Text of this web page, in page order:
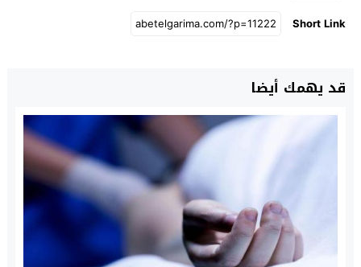
Short Link
قد يهمك أيضا